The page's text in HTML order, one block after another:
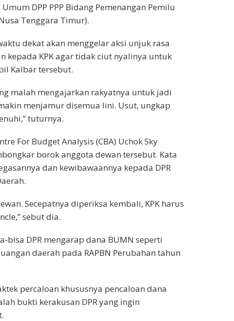
DPP PPP Bidang Pemenangan Pemilu
Tenggara Timur).
dekat akan menggelar aksi unjuk rasa
kepada KPK agar tidak ciut nyalinya untuk
Kalbar tersebut.
malah mengajarkan rakyatnya untuk jadi
menjamur disemua lini. Usut, ungkap
tuturnya.
For Budget Analysis (CBA) Uchok Sky
borok anggota dewan tersebut. Kata
dan kewibawaannya kepada DPR
Secepatnya diperiksa kembali, KPK harus
sebut dia.
bisa DPR mengarap dana BUMN seperti
daerah pada RAPBN Perubahan tahun
percaloan khususnya pencaloan dana
bukti kerakusan DPR yang ingin